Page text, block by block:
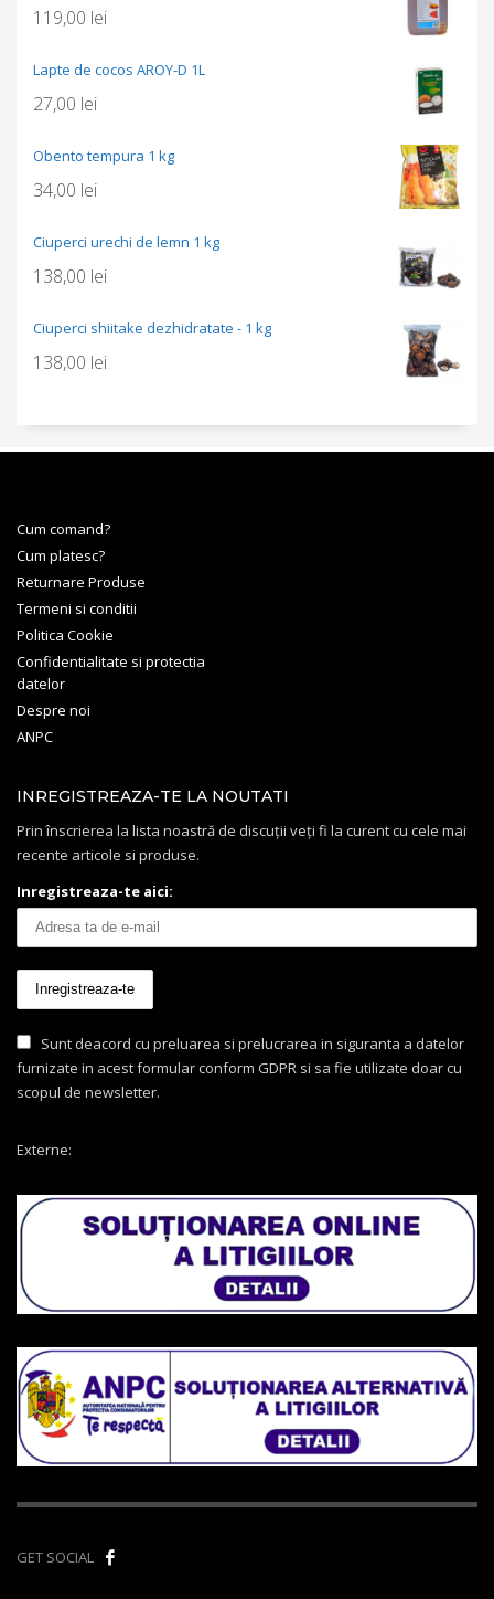
119,00 lei
Lapte de cocos AROY-D 1L
27,00 lei
Obento tempura 1 kg
34,00 lei
Ciuperci urechi de lemn 1 kg
138,00 lei
Ciuperci shiitake dezhidratate - 1 kg
138,00 lei
Cum comand?
Cum platesc?
Returnare Produse
Termeni si conditii
Politica Cookie
Confidentialitate si protectia
datelor
Despre noi
ANPC
INREGISTREAZA-TE LA NOUTATI
Prin înscrierea la lista noastră de discuții veți fi la curent cu cele mai
recente articole si produse.
Inregistreaza-te aici:
Sunt deacord cu preluarea si prelucrarea in siguranta a datelor
furnizate in acest formular conform GDPR si sa fie utilizate doar cu
scopul de newsletter.
Externe:
GET SOCIAL